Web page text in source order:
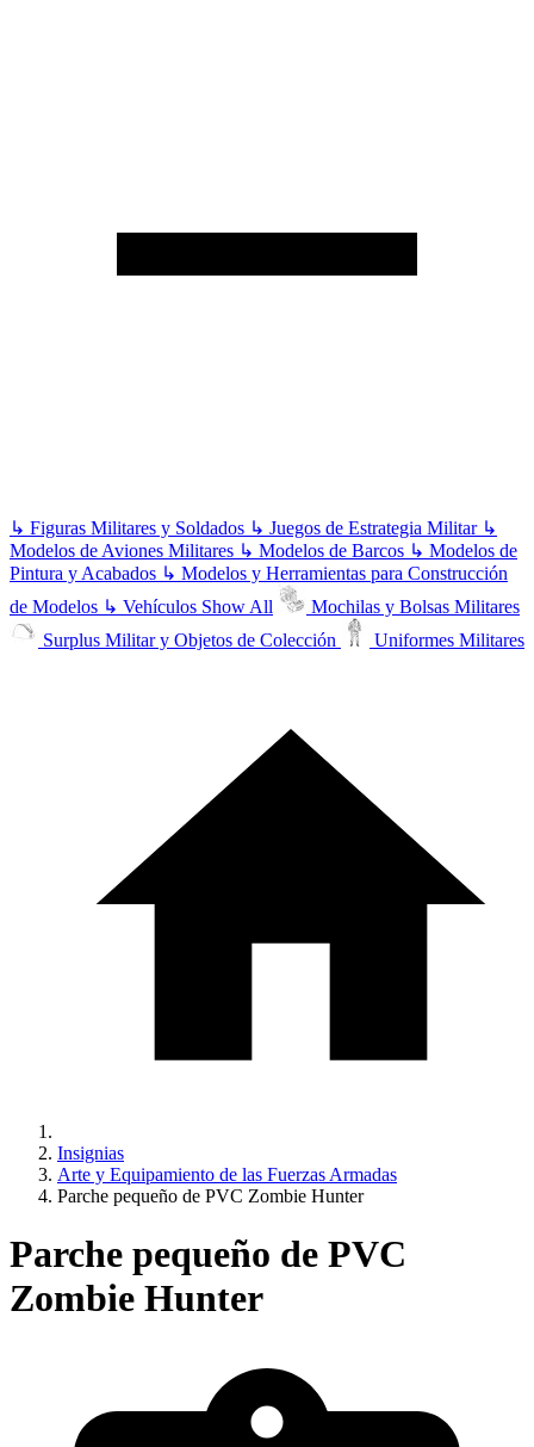
↳ Figuras Militares y Soldados ↳ Juegos de Estrategia Militar ↳
Modelos de Aviones Militares ↳ Modelos de Barcos ↳ Modelos de
Pintura y Acabados ↳ Modelos y Herramientas para Construcción
de Modelos ↳ Vehículos Show All
Mochilas y Bolsas Militares
Surplus Militar y Objetos de Colección
Uniformes Militares
Insignias
Arte y Equipamiento de las Fuerzas Armadas
Parche pequeño de PVC Zombie Hunter
Parche pequeño de PVC
Zombie Hunter